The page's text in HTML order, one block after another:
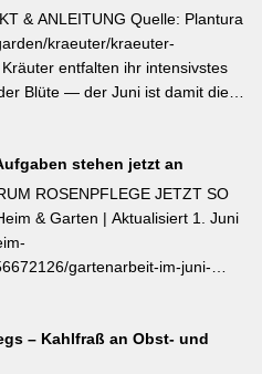
sind bis Anfang Juli möglich,
sind ausschließlich als
Wärme, Sonne und einen
geerntete Knollen müssen
& ANLEITUNG Quelle: Plantura
kraeuter/kraeuter-
entfalten ihr intensivstes
Blüte — der Juni ist damit die
ätherische Öle
sich ganze Triebspitzen statt
Neuaustrieb und
Für die Trocknung werden
luftigen Ort aufgehängt
stehen jetzt an
ROSENPFLEGE JETZT SO
& Garten | Aktualisiert 1. Juni
gartenarbeit-im-juni-
werden, da sie die veredelte
‚Sympathie‘ müssen neues
– Kahlfraß an Obst- und